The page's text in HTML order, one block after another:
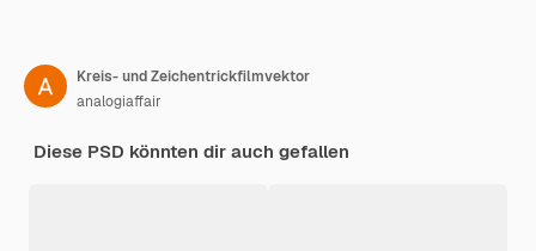
Kreis- und Zeichentrickfilmvektor
analogiaffair
Diese PSD könnten dir auch gefallen